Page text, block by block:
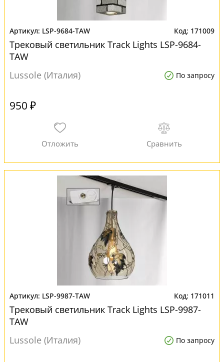
LSP-9684-TAW 171009
Трековый светильник Track Lights LSP-9684-
TAW
Lussole (Италия)
По запросу
950 ₽
LSP-9987-TAW 171011
Трековый светильник Track Lights LSP-9987-
TAW
Lussole (Италия)
По запросу